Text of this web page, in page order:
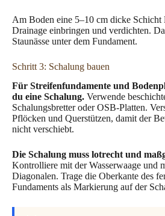
Am Boden eine 5–10 cm dicke Schicht
Drainage einbringen und verdichten.
Staunässe unter dem Fundament.
Schritt 3: Schalung bauen
Für Streifenfundamente und
du eine Schalung. Verwende
Schalungsbretter oder OSB-Platten.
Pflöcken und Querstützen, damit der
nicht verschiebt.
Die Schalung muss lotrecht und
Kontrolliere mit der Wasserwaage und
Diagonalen. Trage die Oberkante des
Fundaments als Markierung auf der